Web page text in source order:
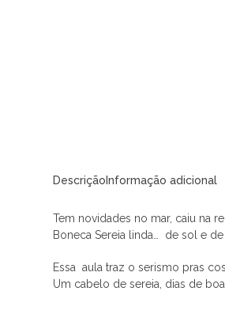
Descrição Informação adicional
Tem novidades no mar, caiu na
Boneca Sereia linda… de sol e
Essa aula traz o serismo pras
Um cabelo de sereia, dias de